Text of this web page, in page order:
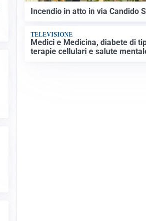
Incendio in atto in via Candido
TELEVISIONE
Medici e Medicina, diabete di
terapie cellulari e salute